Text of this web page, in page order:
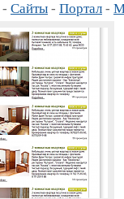
- Сайты - Портал -